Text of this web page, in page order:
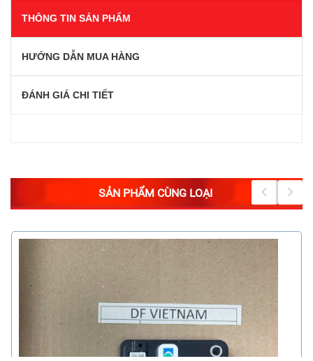
THÔNG TIN SẢN PHẨM
HƯỚNG DẪN MUA HÀNG
ĐÁNH GIÁ CHI TIẾT
SẢN PHẨM CÙNG LOẠI